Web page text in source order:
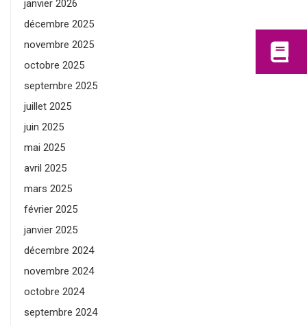
janvier 2026
décembre 2025
novembre 2025
octobre 2025
septembre 2025
juillet 2025
juin 2025
mai 2025
avril 2025
mars 2025
février 2025
janvier 2025
décembre 2024
novembre 2024
octobre 2024
septembre 2024